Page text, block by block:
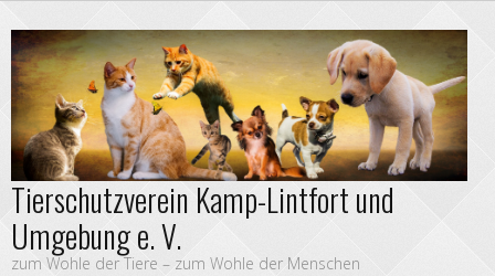
Tierschutzverein Kamp-Lintfort und
Umgebung e. V.
zum Wohle der Tiere – zum Wohle der Menschen